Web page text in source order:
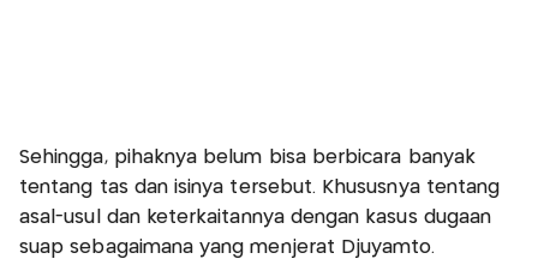
Sehingga, pihaknya belum bisa berbicara banyak
tentang tas dan isinya tersebut. Khususnya tentang
asal-usul dan keterkaitannya dengan kasus dugaan
suap sebagaimana yang menjerat Djuyamto.